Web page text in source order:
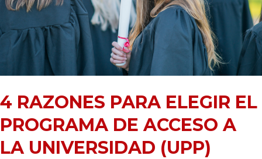
4 RAZONES PARA ELEGIR EL
PROGRAMA DE ACCESO A
LA UNIVERSIDAD (UPP)